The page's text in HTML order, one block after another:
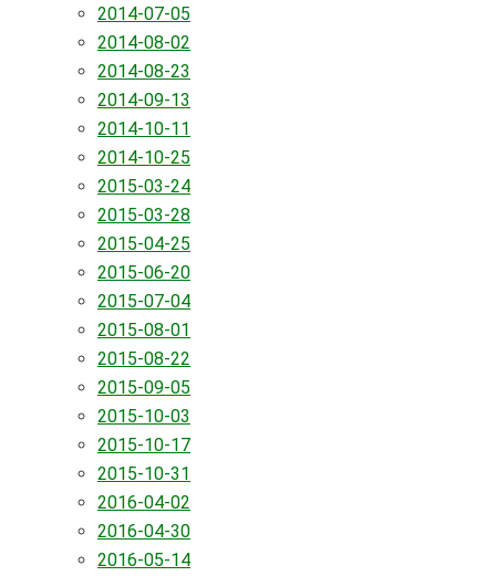
2014-07-05
2014-08-02
2014-08-23
2014-09-13
2014-10-11
2014-10-25
2015-03-24
2015-03-28
2015-04-25
2015-06-20
2015-07-04
2015-08-01
2015-08-22
2015-09-05
2015-10-03
2015-10-17
2015-10-31
2016-04-02
2016-04-30
2016-05-14